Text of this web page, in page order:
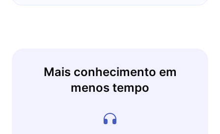
Mais conhecimento em
menos tempo